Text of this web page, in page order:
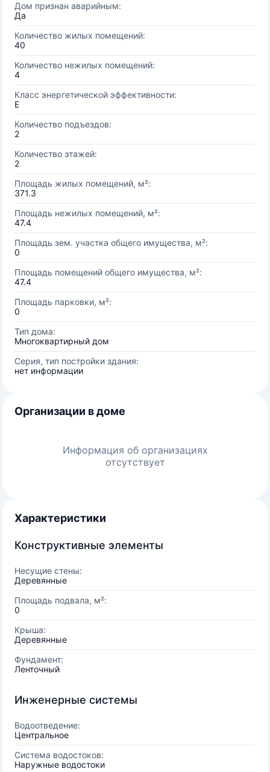
Дом признан аварийным:
Да
Количество жилых помещений:
40
Количество нежилых помещений:
4
Класс энергетической эффективности:
E
Количество подъездов:
2
Количество этажей:
2
Площадь жилых помещений, м²:
371.3
Площадь нежилых помещений, м²:
47.4
Площадь зем. участка общего имущества, м²:
0
Площадь помещений общего имущества, м²:
47.4
Площадь парковки, м²:
0
Тип дома:
Многоквартирный дом
Серия, тип постройки здания:
нет информации
Организации в доме
Информация об организациях
отсутствует
Характеристики
Конструктивные элементы
Несущие стены:
Деревянные
Площадь подвала, м²:
0
Крыша:
Деревянные
Фундамент:
Ленточный
Инженерные системы
Водоотведение:
Центральное
Система водостоков:
Наружные водостоки